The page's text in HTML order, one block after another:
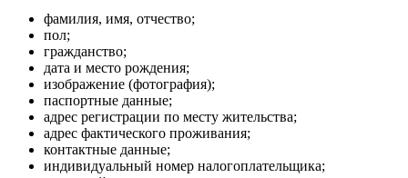
фамилия, имя, отчество;
пол;
гражданство;
дата и место рождения;
изображение (фотография);
паспортные данные;
адрес регистрации по месту жительства;
адрес фактического проживания;
контактные данные;
индивидуальный номер налогоплательщика;